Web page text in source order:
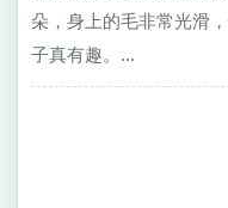
朵，身上的毛非常光滑
子真有趣。...